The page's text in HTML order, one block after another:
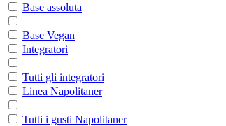
Base assoluta
Base Vegan
Integratori
Tutti gli integratori
Linea Napolitaner
Tutti i gusti Napolitaner